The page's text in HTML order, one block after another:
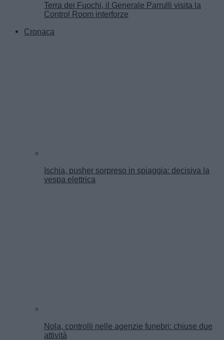
Terra dei Fuochi, il Generale Parrulli visita la
Control Room interforze
Cronaca
Ischia, pusher sorpreso in spiaggia: decisiva la
vespa elettrica
Nola, controlli nelle agenzie funebri: chiuse due
attività